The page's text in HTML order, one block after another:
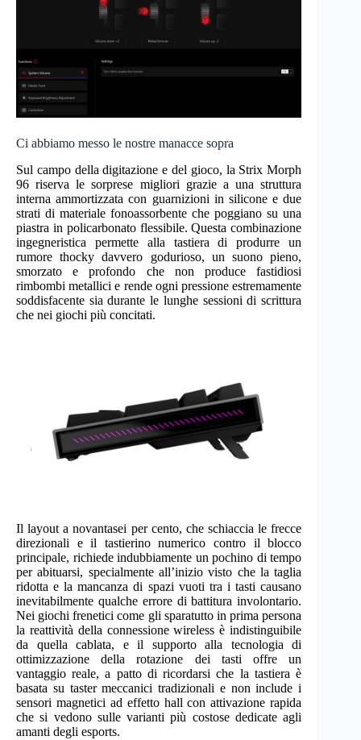
Ci abbiamo messo le nostre manacce sopra
Sul campo della digitazione e del gioco, la Strix Morph
96 riserva le sorprese migliori grazie a una struttura
interna ammortizzata con guarnizioni in silicone e due
strati di materiale fonoassorbente che poggiano su una
piastra in policarbonato flessibile. Questa combinazione
ingegneristica permette alla tastiera di produrre un
rumore thocky davvero godurioso, un suono pieno,
smorzato e profondo che non produce fastidiosi
rimbombi metallici e rende ogni pressione estremamente
soddisfacente sia durante le lunghe sessioni di scrittura
che nei giochi più concitati.
Il layout a novantasei per cento, che schiaccia le frecce
direzionali e il tastierino numerico contro il blocco
principale, richiede indubbiamente un pochino di tempo
per abituarsi, specialmente all’inizio visto che la taglia
ridotta e la mancanza di spazi vuoti tra i tasti causano
inevitabilmente qualche errore di battitura involontario.
Nei giochi frenetici come gli sparatutto in prima persona
la reattività della connessione wireless è indistinguibile
da quella cablata, e il supporto alla tecnologia di
ottimizzazione della rotazione dei tasti offre un
vantaggio reale, a patto di ricordarsi che la tastiera è
basata su taster meccanici tradizionali e non include i
sensori magnetici ad effetto hall con attivazione rapida
che si vedono sulle varianti più costose dedicate agli
amanti degli esports.